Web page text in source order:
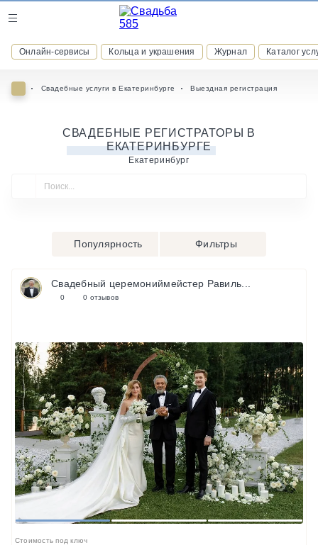
Онлайн-сервисы Кольца и украшения Журнал Каталог
ВСТУПАЙТЕ В КЛУБ ПРИВИЛЕГИЙ
присоединяйтесь к закрытому сообществу и получайте
Свадебные услуги в Екатеринбурге Выездная регистрация
СВАДЕБНЫЕ РЕГИСТРАТОРЫ В
ЕКАТЕРИНБУРГЕ
Екатеринбург
Популярность Фильтры
Свадебный церемониймейстер Равиль...
0 0 отзывов
1 2 3
Стоимость под ключ